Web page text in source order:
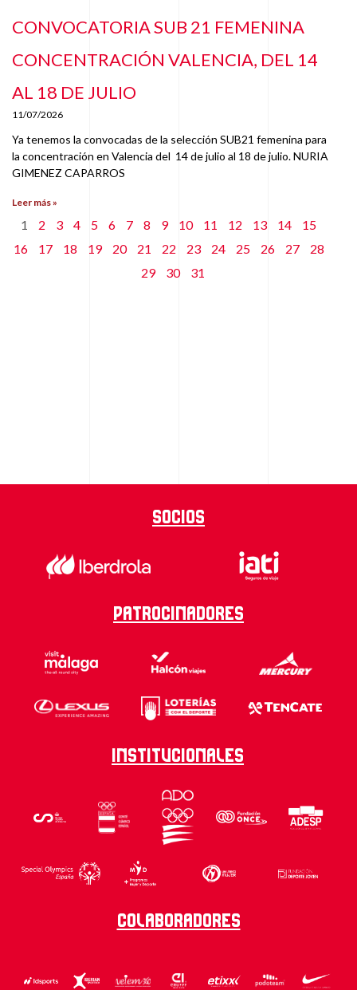
CONVOCATORIA SUB 21 FEMENINA
CONCENTRACIÓN VALENCIA, DEL 14
AL 18 DE JULIO
11/07/2026
Ya tenemos la convocadas de la selección SUB21 femenina para
la concentración en Valencia del 14 de julio al 18 de julio. NURIA
GIMENEZ CAPARROS
Leer más »
1 2 3 4 5 6 7 8 9 10 11 12 13 14
15
16
17 18 19 20 21 22 23 24 25 26 27
28
29
30 31
Socios
Patrocinadores
Institucionales
Colaboradores